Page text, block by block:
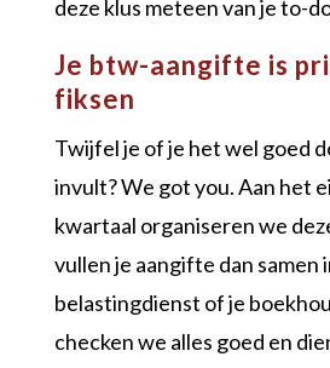
deze klus meteen van je to-
Je btw-aangifte is
fiksen
Twijfel je of je het wel goed
invult? We got you. Aan het
kwartaal organiseren we
vullen je aangifte dan samen
belastingdienst of je
checken we alles goed en